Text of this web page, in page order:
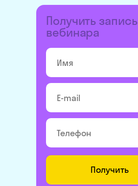
Получить запись
вебинара
Получить